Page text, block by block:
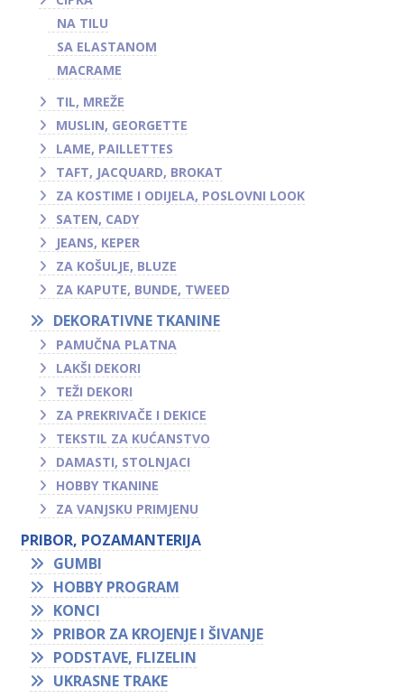
NA TILU
SA ELASTANOM
MACRAME
TIL, MREŽE
MUSLIN, GEORGETTE
LAME, PAILLETTES
TAFT, JACQUARD, BROKAT
ZA KOSTIME I ODIJELA, POSLOVNI LOOK
SATEN, CADY
JEANS, KEPER
ZA KOŠULJE, BLUZE
ZA KAPUTE, BUNDE, TWEED
DEKORATIVNE TKANINE
PAMUČNA PLATNA
LAKŠI DEKORI
TEŽI DEKORI
ZA PREKRIVAČE I DEKICE
TEKSTIL ZA KUĆANSTVO
DAMASTI, STOLNJACI
HOBBY TKANINE
ZA VANJSKU PRIMJENU
PRIBOR, POZAMANTERIJA
GUMBI
HOBBY PROGRAM
KONCI
PRIBOR ZA KROJENJE I ŠIVANJE
PODSTAVE, FLIZELIN
UKRASNE TRAKE